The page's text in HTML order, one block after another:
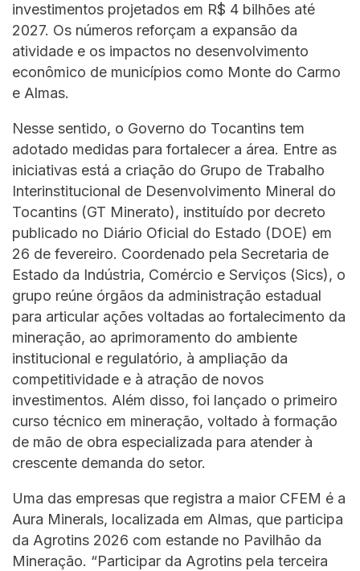
investimentos projetados em R$ 4 bilhões até
2027. Os números reforçam a expansão da
atividade e os impactos no desenvolvimento
econômico de municípios como Monte do Carmo
e Almas.
Nesse sentido, o Governo do Tocantins tem
adotado medidas para fortalecer a área. Entre as
iniciativas está a criação do Grupo de Trabalho
Interinstitucional de Desenvolvimento Mineral do
Tocantins (GT Minerato), instituído por decreto
publicado no Diário Oficial do Estado (DOE) em
26 de fevereiro. Coordenado pela Secretaria de
Estado da Indústria, Comércio e Serviços (Sics), o
grupo reúne órgãos da administração estadual
para articular ações voltadas ao fortalecimento da
mineração, ao aprimoramento do ambiente
institucional e regulatório, à ampliação da
competitividade e à atração de novos
investimentos. Além disso, foi lançado o primeiro
curso técnico em mineração, voltado à formação
de mão de obra especializada para atender à
crescente demanda do setor.
Uma das empresas que registra a maior CFEM é a
Aura Minerals, localizada em Almas, que participa
da Agrotins 2026 com estande no Pavilhão da
Mineração. “Participar da Agrotins pela terceira